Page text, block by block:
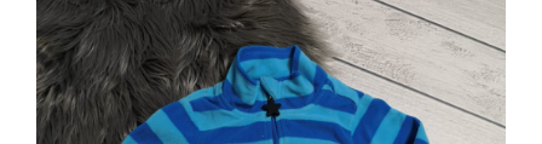
Jungen
Mädchen